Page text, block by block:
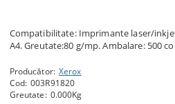
Compatibilitate: Imprimante laser/
A4. Greutate:80 g/mp. Ambalare: 500
Producător: Xerox
Cod: 003R91820
Greutate: 0.000Kg